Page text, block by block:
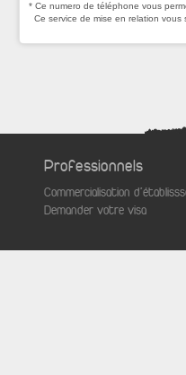
* Ce numero de téléphone vous
Ce service de mise en relation
Professionnels
Commercialisation
Demander votre visa